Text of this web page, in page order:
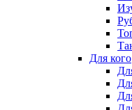
Для кого